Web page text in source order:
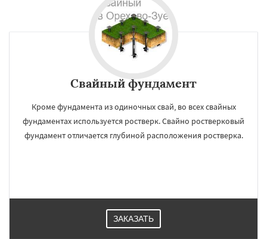
Свайный фундамент
Кроме фундамента из одиночных свай, во всех свайных
фундаментах используется ростверк. Свайно ростверковый
фундамент отличается глубиной расположения ростверка.
ЗАКАЗАТЬ